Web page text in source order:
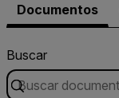
Documentos
Buscar